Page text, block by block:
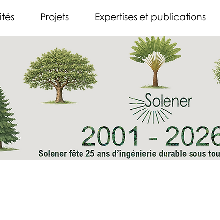
Projets Expertises et publications